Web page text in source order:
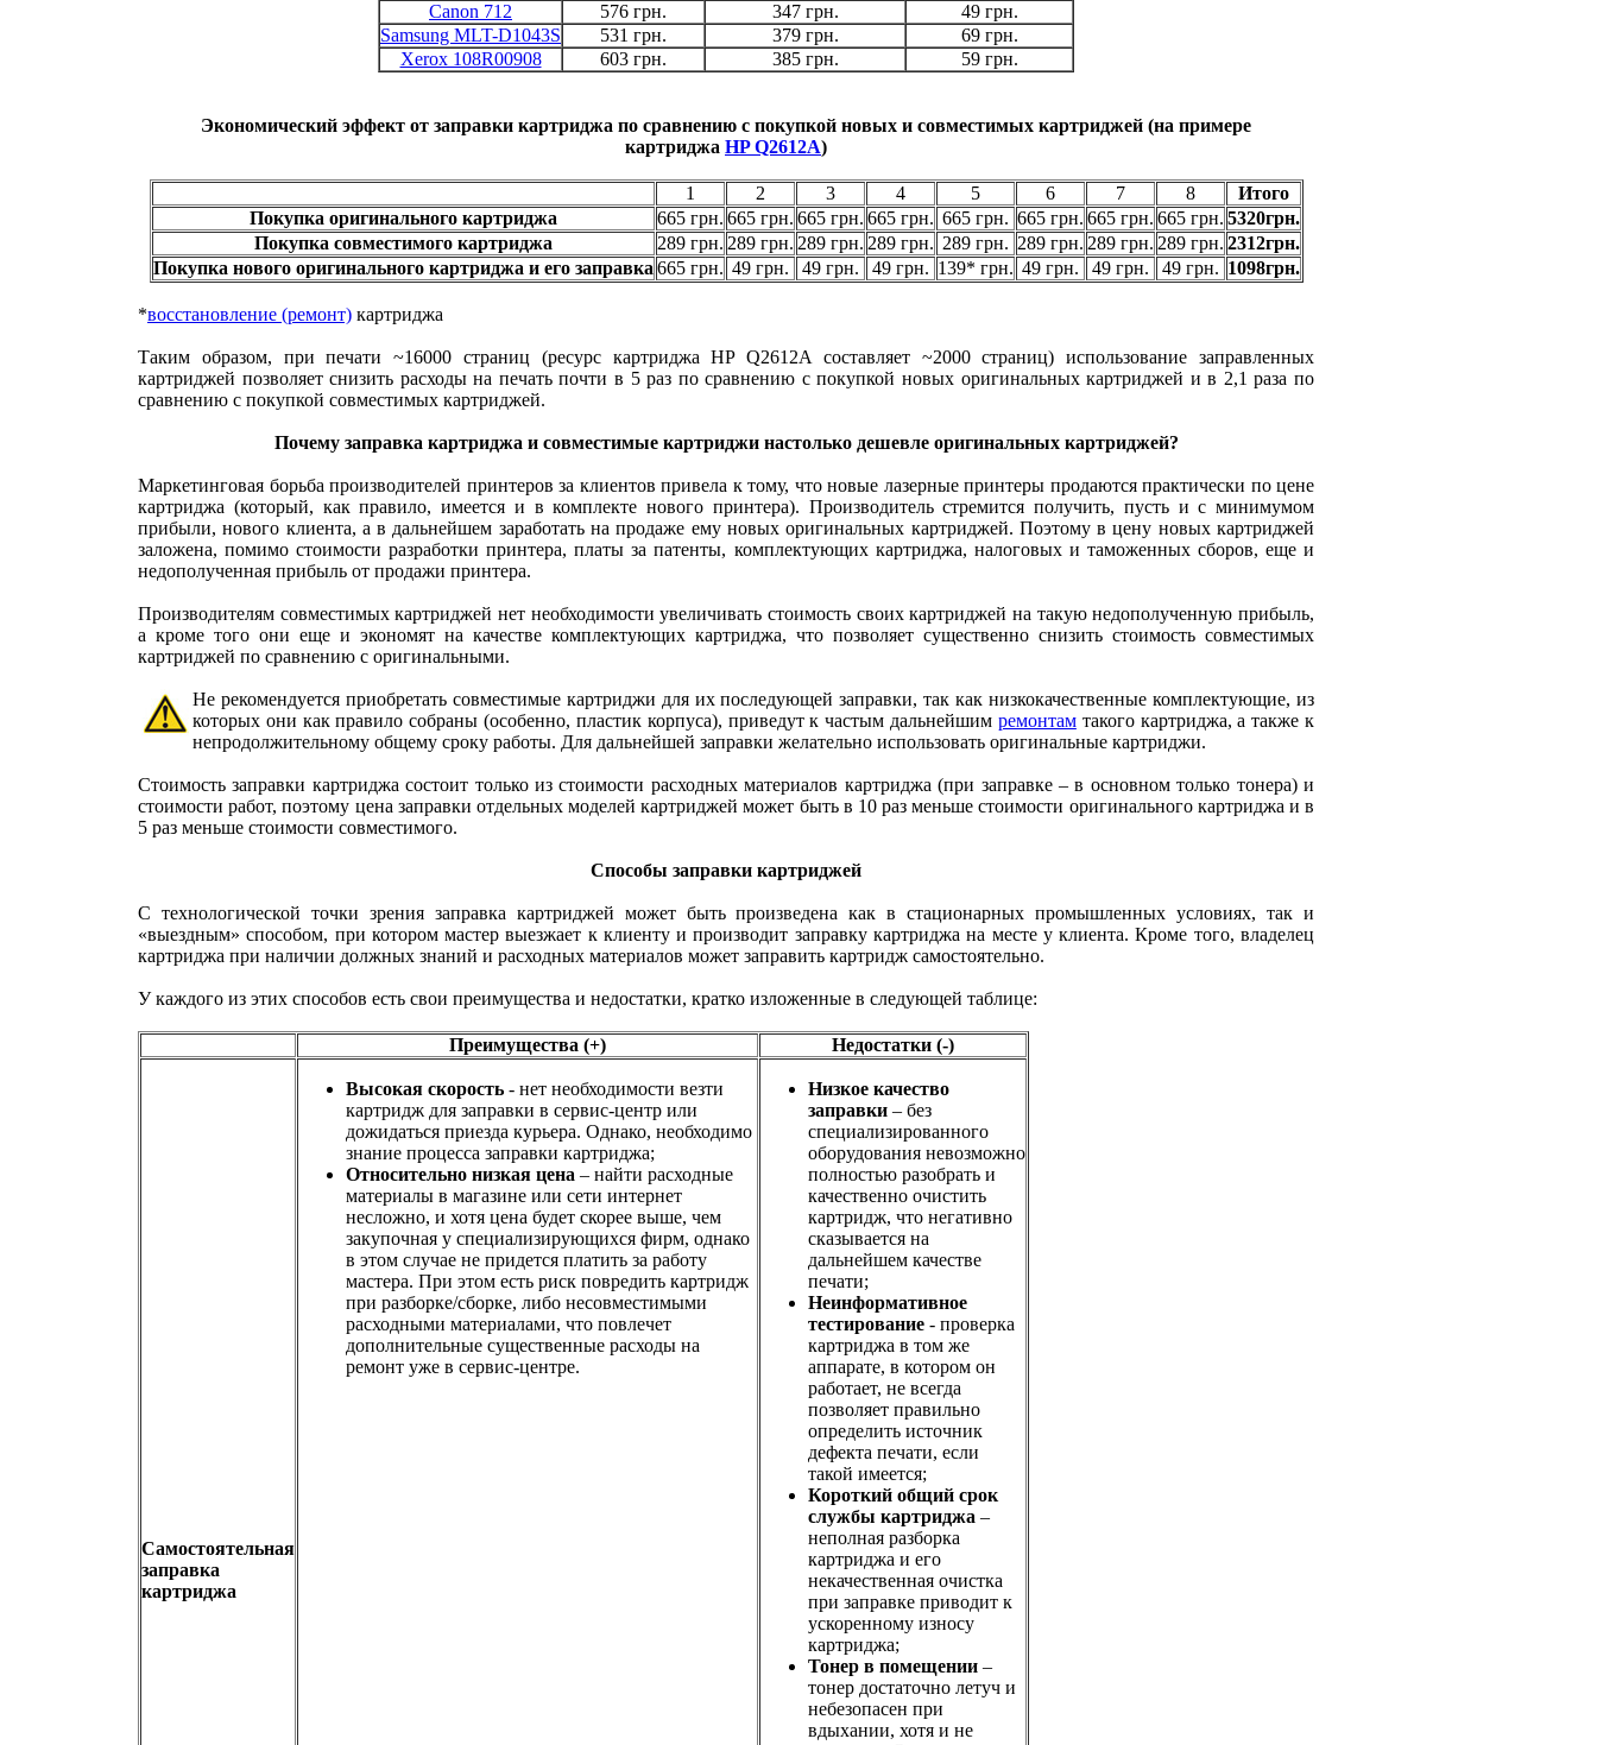
Canon 712
576 грн. 347 грн.
49 грн.
Samsung MLT-D1043S
531 грн. 379 грн.
69 грн.
Xerox 108R00908
603 грн. 385 грн. 59 грн.
Экономический эффект от заправки картриджа по сравнению с покупкой новых и совместимых картриджей (на примере
картриджа HP Q2612A)
1 2 3 4 5 6 7 8
Итого
Покупка оригинального картриджа
665 грн. 665 грн. 665 грн. 665 грн. 665 грн. 665 грн. 665 грн. 665 грн. 5320грн.
Покупка совместимого картриджа
289 грн. 289 грн. 289 грн. 289 грн. 289 грн. 289 грн. 289 грн. 289 грн. 2312грн.
Покупка нового оригинального картриджа и его заправка 665 грн. 49 грн. 49 грн. 49 грн. 139* грн. 49 грн. 49 грн. 49 грн. 1098грн.
*восстановление (ремонт) картриджа
Таким образом, при печати ~16000 страниц (ресурс картриджа HP Q2612A составляет ~2000 страниц) использование заправленных
картриджей позволяет снизить расходы на печать почти в 5 раз по сравнению с покупкой новых оригинальных картриджей и в 2,1 раза по
сравнению с покупкой совместимых картриджей.
Почему заправка картриджа и совместимые картриджи настолько дешевле оригинальных картриджей?
Маркетинговая борьба производителей принтеров за клиентов привела к тому, что новые лазерные принтеры продаются практически по цене
картриджа (который, как правило, имеется и в комплекте нового принтера). Производитель стремится получить, пусть и с минимумом
прибыли, нового клиента, а в дальнейшем заработать на продаже ему новых оригинальных картриджей. Поэтому в цену новых картриджей
заложена, помимо стоимости разработки принтера, платы за патенты, комплектующих картриджа, налоговых и таможенных сборов, еще и
недополученная прибыль от продажи принтера.
Производителям совместимых картриджей нет необходимости увеличивать стоимость своих картриджей на такую недополученную прибыль,
а кроме того они еще и экономят на качестве комплектующих картриджа, что позволяет существенно снизить стоимость совместимых
картриджей по сравнению с оригинальными.
Не рекомендуется приобретать совместимые картриджи для их последующей заправки, так как низкокачественные комплектующие, из
которых они как правило собраны (особенно, пластик корпуса), приведут к частым дальнейшим ремонтамтакого картриджа, а также к
непродолжительному общему сроку работы. Для дальнейшей заправки желательно использовать оригинальные картриджи.
Стоимость заправки картриджа состоит только из стоимости расходных материалов картриджа (при заправке – в основном только тонера) и
стоимости работ, поэтому цена заправки отдельных моделей картриджей может быть в 10 раз меньше стоимости оригинального картриджа и в
5 раз меньше стоимости совместимого.
Способы заправки картриджей
С технологической точки зрения заправка картриджей может быть произведена как в стационарных промышленных условиях, так и
«выездным» способом, при котором мастер выезжает к клиенту и производит заправку картриджа на месте у клиента. Кроме того, владелец
картриджа при наличии должных знаний и расходных материалов может заправить картридж самостоятельно.
У каждого из этих способов есть свои преимущества и недостатки, кратко изложенные в следующей таблице:
Преимущества (+) Недостатки (-)
Самостоятельная
заправка
картриджа
Высокая скорость - нет необходимости везти
картридж для заправки в сервис-центр или
дожидаться приезда курьера. Однако, необходимо
знание процесса заправки картриджа;
Относительно низкая цена – найти расходные
материалы в магазине или сети интернет
несложно, и хотя цена будет скорее выше, чем
закупочная у специализирующихся фирм, однако
в этом случае не придется платить за работу
мастера. При этом есть риск повредить картридж
при разборке/сборке, либо несовместимыми
расходными материалами, что повлечет
дополнительные существенные расходы на
ремонт уже в сервис-центре.
Низкое качество
заправки – без
специализированного
оборудования невозможно
полностью разобрать и
качественно очистить
картридж, что негативно
сказывается на
дальнейшем качестве
печати;
Неинформативное
тестирование - проверка
картриджа в том же
аппарате, в котором он
работает, не всегда
позволяет правильно
определить источник
дефекта печати, если
такой имеется;
Короткий общий срок
службы картриджа –
неполная разборка
картриджа и его
некачественная очистка
при заправке приводит к
ускоренному износу
картриджа;
Тонер в помещении –
тонер достаточно летуч и
небезопасен при
вдыхании, хотя и не